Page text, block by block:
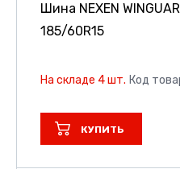
Шина NEXEN
185/60R15
На складе 4 шт. Код
КУПИТЬ